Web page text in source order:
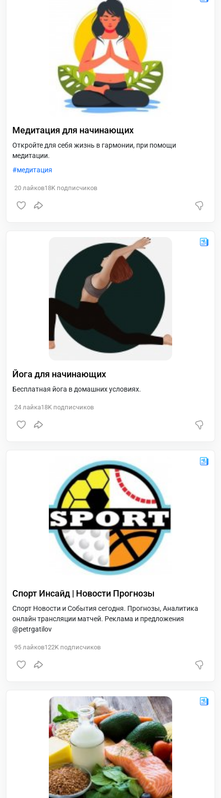
Медитация для начинающих
Откройте для себя жизнь в гармонии, при помощи
медитации.
медитация
20 лайков18K подписчиков
Йога для начинающих
Бесплатная йога в домашних условиях.
24 лайка18K подписчиков
Спорт Инсайд | Новости Прогнозы
Спорт Новости и События сегодня. Прогнозы, Аналитика
онлайн трансляции матчей. Реклама и предложения
@petrgatilov
95 лайков122K подписчиков